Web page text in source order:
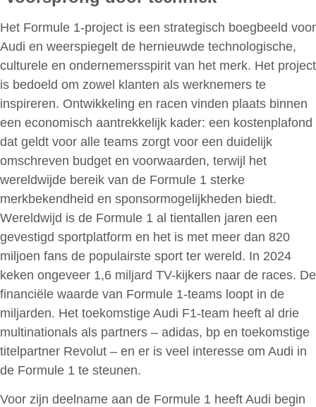
Het Formule 1-project is een strategisch boegbeeld voor
Audi en weerspiegelt de hernieuwde technologische,
culturele en ondernemersspirit van het merk. Het project
is bedoeld om zowel klanten als werknemers te
inspireren. Ontwikkeling en racen vinden plaats binnen
een economisch aantrekkelijk kader: een kostenplafond
dat geldt voor alle teams zorgt voor een duidelijk
omschreven budget en voorwaarden, terwijl het
wereldwijde bereik van de Formule 1 sterke
merkbekendheid en sponsormogelijkheden biedt.
Wereldwijd is de Formule 1 al tientallen jaren een
gevestigd sportplatform en het is met meer dan 820
miljoen fans de populairste sport ter wereld. In 2024
keken ongeveer 1,6 miljard TV-kijkers naar de races. De
financiële waarde van Formule 1-teams loopt in de
miljarden. Het toekomstige Audi F1-team heeft al drie
multinationals als partners – adidas, bp en toekomstige
titelpartner Revolut – en er is veel interesse om Audi in
de Formule 1 te steunen.
Voor zijn deelname aan de Formule 1 heeft Audi begin